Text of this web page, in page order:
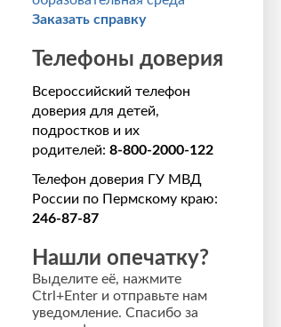
Заказать справку
Телефоны доверия
Всероссийский телефон
доверия для детей,
подростков и их
родителей: 8-800-2000-122
Телефон доверия ГУ МВД
России по Пермскому краю:
246-87-87
Нашли опечатку?
Выделите её, нажмите
Ctrl+Enter и отправьте нам
уведомление. Спасибо за